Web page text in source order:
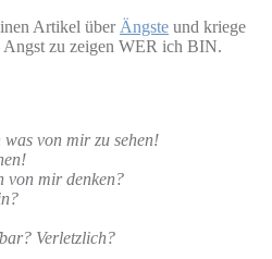
Artikel über Ängste und kriege
Angst zu zeigen WER ich BIN.
von mir zu sehen!
von mir denken?
Verletzlich?